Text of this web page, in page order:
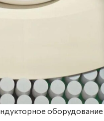
оборудование